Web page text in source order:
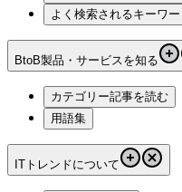
よく検索されるキーワー
BtoB製品・サービスを知る
カテゴリー記事を読む
用語集
ITトレンドについて